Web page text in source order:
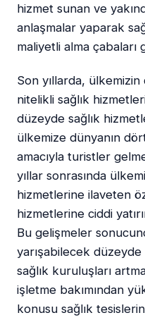
hizmet sunan ve
anlaşmalar yaparak
maliyetli alma çabaları
Son yıllarda,
nitelikli sağlık
düzeyde sağlık
ülkemize dünyanın
amacıyla turistler
yıllar sonrasında
hizmetlerine ilaveten
hizmetlerine ciddi
Bu gelişmeler
yarışabilecek
sağlık kuruluşları
işletme bakımından
konusu sağlık